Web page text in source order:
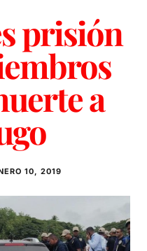
prisión
a
10, 2019